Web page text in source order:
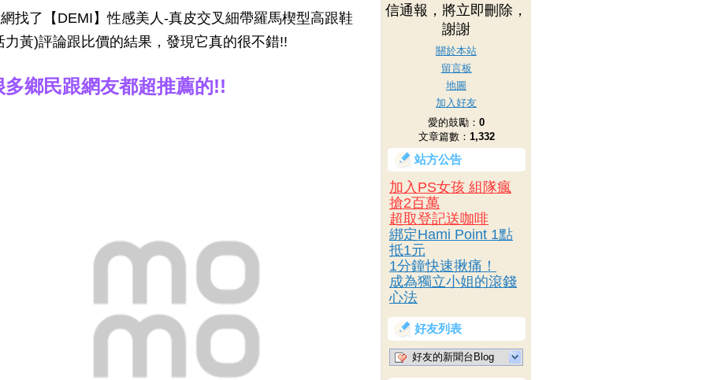
找了【DEMI】性感美人-真皮交叉細帶羅馬楔型高跟鞋
力黃)評論跟比價的結果，發現它真的很不錯!!
多鄉民跟網友都超推薦的!!
信通報，將立即刪除，
謝謝
關於本站
留言板
地圖
加入好友
愛的鼓勵： 0
文章篇數： 1,332
站方公告
加入PS女孩 組隊瘋
搶2百萬
超取登記送咖啡
綁定Hami Point 1點
抵1元
1分鐘快速揪痛！
成為獨立小姐的滾錢
心法
好友列表
好友的新聞台Blog